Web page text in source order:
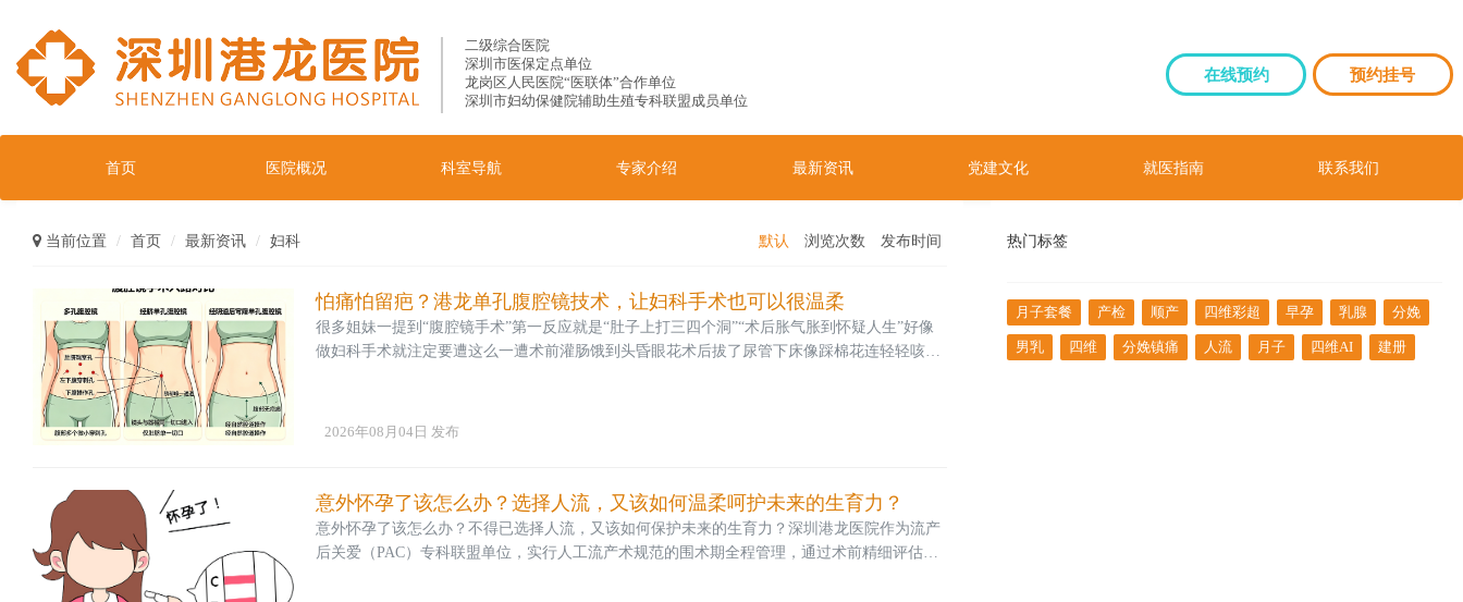
二级综合医院
深圳市医保定点单位
龙岗区人民医院“医联体”合作单位
深圳市妇幼保健院辅助生殖专科联盟成员单位
在线预约 预约挂号
首页 医院概况 科室导航 专家介绍 最新资讯 党建文化 就医指南 联系我们
当前位置 首页 最新资讯 妇科 默认 浏览次数 发布时间
怕痛怕留疤？港龙单孔腹腔镜技术，让妇科手术也可以很温柔
很多姐妹一提到“腹腔镜手术”第一反应就是“肚子上打三四个洞”“术后胀气胀到怀疑人生”好像
做妇科手术就注定要遭这么一遭术前灌肠饿到头昏眼花术后拔了尿管下床像踩棉花连轻轻咳一
独特优势一起来get这项兼顾美观与快速康复的妇
2026年08月04日 发布
意外怀孕了该怎么办？选择人流，又该如何温柔呵护未来的生育力？
意外怀孕了该怎么办？不得已选择人流，又该如何保护未来的生育力？深圳港龙医院作为流产
后关爱（PAC）专科联盟单位，实行人工流产术规范的围术期全程管理，通过术前精细评估、
热门标签
月子套餐 产检 顺产 四维彩超 早孕 乳腺 分娩
男乳 四维 分娩镇痛 人流 月子 四维AI 建册